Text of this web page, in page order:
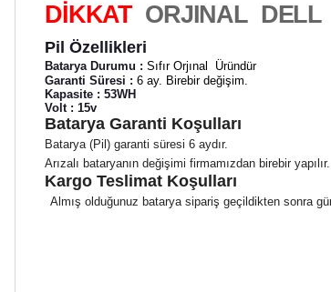
DİKKAT ORJINAL DELL
Pil Özellikleri
Batarya Durumu : Sıfır Orjınal
Üründür
Garanti Süresi : 6 ay. Birebir değişim.
Kapasite : 53WH
Volt : 15v
Batarya Garanti Koşulları
Batarya (Pil) garanti süresi 6 aydır.
Arızalı bataryanın değişimi firmamızdan birebir yapılır.
Kargo Teslimat Koşulları
Almış olduğunuz batarya sipariş geçildikten sonra